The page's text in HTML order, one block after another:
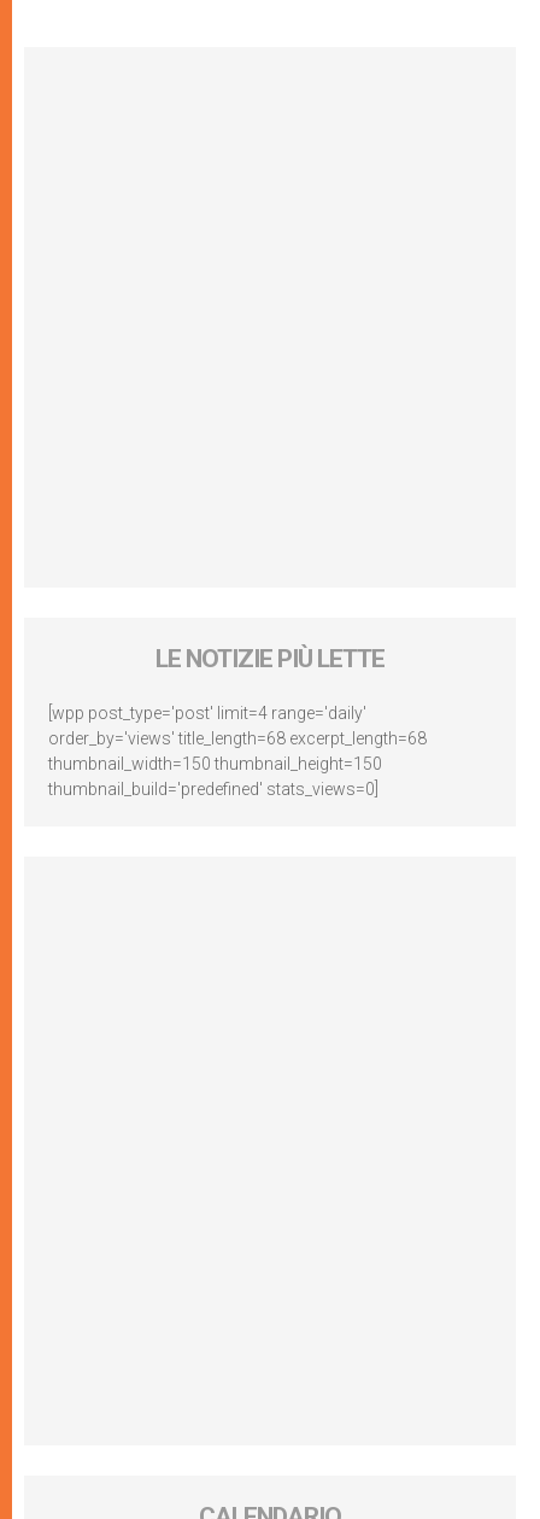
LE NOTIZIE PIÙ LETTE
[wpp post_type='post' limit=4 range='daily'
order_by='views' title_length=68 excerpt_length=68
thumbnail_width=150 thumbnail_height=150
thumbnail_build='predefined' stats_views=0]